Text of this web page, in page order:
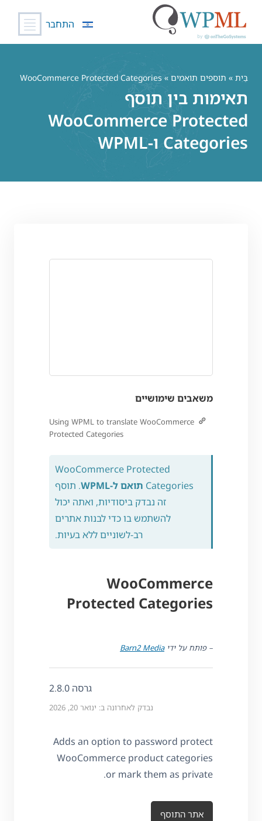
התחבר
בַּיִת » תוספים תואמים » WooCommerce Protected Categories
תאימות בין תוסף
WooCommerce Protected
Categories ו-WPML
משאבים שימושיים
Using WPML to translate WooCommerce
Protected Categories
WooCommerce Protected
Categories תואם ל-WPML
. תוסף
זה נבדק ביסודיות, ואתה יכול
להשתמש בו כדי לבנות אתרים
רב-לשוניים ללא בעיות.
WooCommerce
Protected Categories
– פותח על ידיBarn2 Media
גרסה 2.8.0
נבדק לאחרונה ב: ינואר 20, 2026
Adds an option to password protect
WooCommerce product categories
or mark them as private.
אתר התוסף